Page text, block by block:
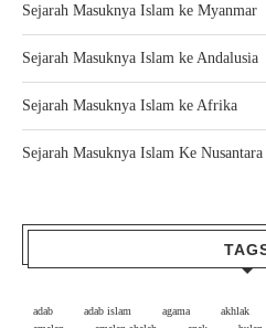
Sejarah Masuknya Islam ke Myanmar
Sejarah Masuknya Islam ke Andalusia
Sejarah Masuknya Islam ke Afrika
Sejarah Masuknya Islam Ke Nusantara
adab adab islam agama akhlak